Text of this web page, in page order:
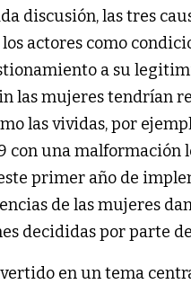
discusión, las tres
actores como
a su
las mujeres tendrían
las vividas, por
con una malformación
primer año de
de las mujeres
decididas por parte
en un tema